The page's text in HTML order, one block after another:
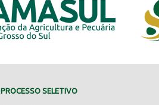
PROCESSO SELETIVO